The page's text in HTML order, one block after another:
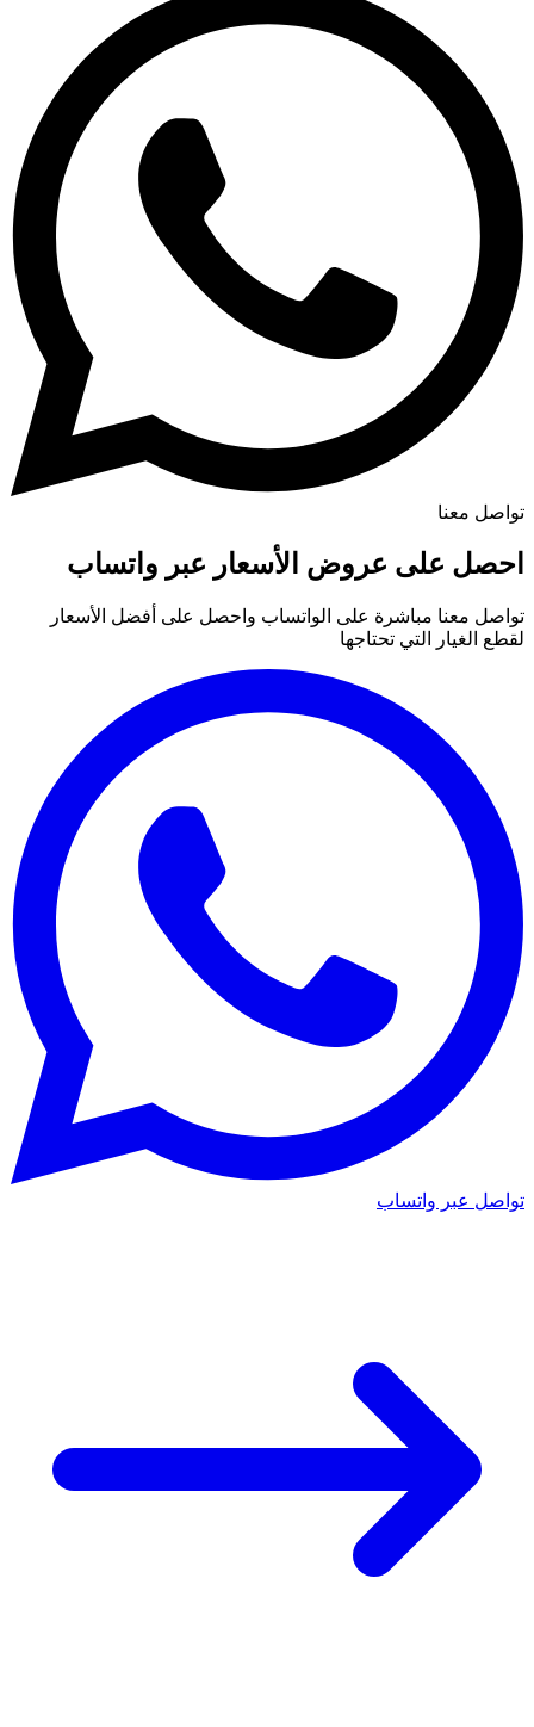
تواصل معنا
احصل على عروض الأسعار عبر واتساب
تواصل معنا مباشرة على الواتساب واحصل على أفضل الأسعار
لقطع الغيار التي تحتاجها
تواصل عبر واتساب